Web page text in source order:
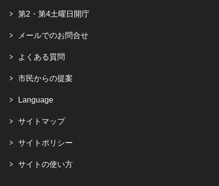
第2・第4土曜日開庁
メールでのお問合せ
よくある質問
市民からの提案
Language
サイトマップ
サイトポリシー
サイトの使い方